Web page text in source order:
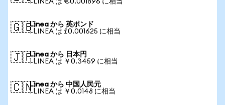
1 LINEA は €0.001896 に相当
🇬🇧Linea から 英ポンド
1 LINEA は £0.001625 に相当
🇯🇵Linea から 日本円
1 LINEA は ￥0.3459 に相当
🇨🇳Linea から 中国人民元
1 LINEA は ￥0.0148 に相当